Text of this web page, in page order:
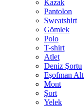
Kazak
Pantolon
Sweatshirt
Gömlek
Polo
T-shirt
Atlet
Deniz Şortu
Eşofman
Mont
Şort
Yelek